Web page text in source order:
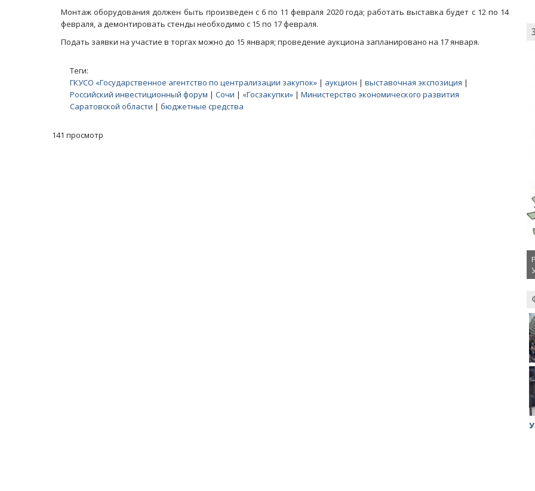
Монтаж оборудования должен быть произведен с 6 по 11 февраля 2020 года; работать выставка будет с 12 по 14
февраля, а демонтировать стенды необходимо с 15 по 17 февраля.
Подать заявки на участие в торгах можно до 15 января; проведение аукциона запланировано на 17 января.
Теги:
ГКУСО «Государственное агентство по централизации закупок» | аукцион | выставочная экспозиция |
Российский инвестиционный форум | Сочи | «Госзакупки» | Министерство экономического развития
Саратовской области | бюджетные средства
141 просмотр